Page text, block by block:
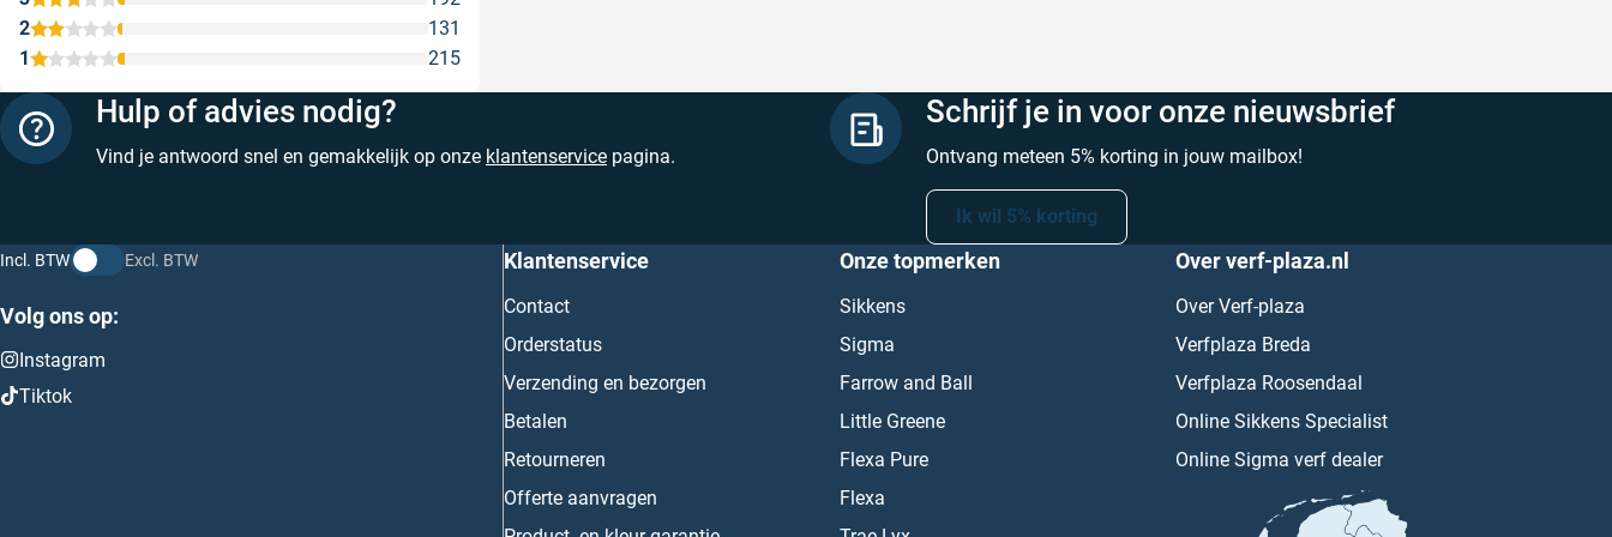
1 215
2 131
Hulp of advies nodig?
Vind je antwoord snel en gemakkelijk op onze klantenservice pagina.
Schrijf je in voor onze nieuwsbrief
Ontvang meteen 5% korting in jouw mailbox!
Ik wil 5% korting
Incl. BTW Excl. BTW
Volg ons op:
Instagram
Tiktok
Klantenservice
Contact
Orderstatus
Verzending en bezorgen
Betalen
Retourneren
Offerte aanvragen
Onze topmerken
Sikkens
Sigma
Farrow and Ball
Little Greene
Flexa Pure
Flexa
Over verf-plaza.nl
Over Verf-plaza
Verfplaza Breda
Verfplaza Roosendaal
Online Sikkens Specialist
Online Sigma verf dealer